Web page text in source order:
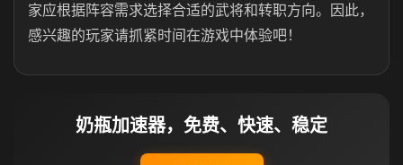
家应根据阵容需求选择合适的武将和转职方向。因此，
感兴趣的玩家请抓紧时间在游戏中体验吧！
奶瓶加速器，免费、快速、稳定